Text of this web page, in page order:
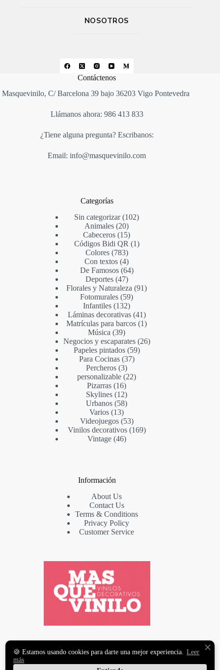
NOSOTROS
Contáctenos
Masquevinilo, C/ Barcelona 39 bajo 36203 Vigo Pontevedra
Llámanos ahora: 986 413 833
¿Tiene alguna pregunta? Escribanos:
Email: info@masquevinilo.com
Categorías
Sin categorizar 102
Animales 20
Cabeceros 15
Códigos Bidi QR
1
Colores 783
Con textos 4
De Famosos 64
Deportes 47
Florales y Naturaleza 91
Fotomurales 59
Infantiles 132
Láminas decorativas 41
Matrículas para barcos 1
Música 39
Negocios y escaparates 26
Papeles pintados 59
Para Cocinas 37
Percheros 3
personalizable 22
Pizarras 16
Skylines 12
Urbanos 58
Varios 13
Videojuegos 53
Vinilos decorativos 169
Vintage 46
Información
About Us
Contact Us
Terms & Conditions
Privacy Policy
Customer Service
VINILOS DECORATIVOS
Y FOTOMURALES
PREMIUM
🍪 Estamos usando cookies para darte una mejor experiencia. Leer
más